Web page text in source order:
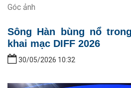
Góc ảnh
Sông Hàn bùng nổ
khai mạc DIFF 2026
30/05/2026 10:32